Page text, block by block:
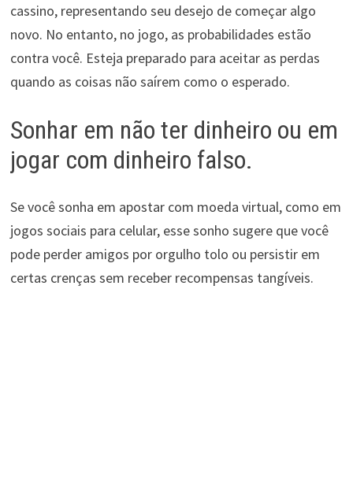
cassino, representando seu desejo de começar algo
novo. No entanto, no jogo, as probabilidades estão
contra você. Esteja preparado para aceitar as perdas
quando as coisas não saírem como o esperado.
Sonhar em não ter dinheiro ou em
jogar com dinheiro falso.
Se você sonha em apostar com moeda virtual, como em
jogos sociais para celular, esse sonho sugere que você
pode perder amigos por orgulho tolo ou persistir em
certas crenças sem receber recompensas tangíveis.